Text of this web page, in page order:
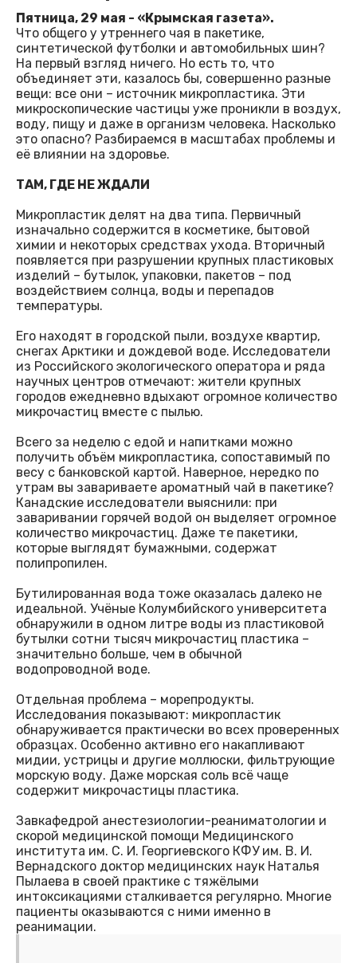
Пятница, 29 мая - «Крымская газета».
Что общего у утреннего чая в пакетике,
синтетической футболки и автомобильных шин?
На первый взгляд ничего. Но есть то, что
объединяет эти, казалось бы, совершенно разные
вещи: все они – источник микропластика. Эти
микроскопические частицы уже проникли в воздух,
воду, пищу и даже в организм человека. Насколько
это опасно? Разбираемся в масштабах проблемы и
её влиянии на здоровье.
ТАМ, ГДЕ НЕ ЖДАЛИ
Микропластик делят на два типа. Первичный
изначально содержится в косметике, бытовой
химии и некоторых средствах ухода. Вторичный
появляется при разрушении крупных пластиковых
изделий – бутылок, упаковки, пакетов – под
воздействием солнца, воды и перепадов
температуры.
Его находят в городской пыли, воздухе квартир,
снегах Арктики и дождевой воде. Исследователи
из Российского экологического оператора и ряда
научных центров отмечают: жители крупных
городов ежедневно вдыхают огромное количество
микрочастиц вместе с пылью.
Всего за неделю с едой и напитками можно
получить объём микропластика, сопоставимый по
весу с банковской картой. Наверное, нередко по
утрам вы завариваете ароматный чай в пакетике?
Канадские исследователи выяснили: при
заваривании горячей водой он выделяет огромное
количество микрочастиц. Даже те пакетики,
которые выглядят бумажными, содержат
полипропилен.
Бутилированная вода тоже оказалась далеко не
идеальной. Учёные Колумбийского университета
обнаружили в одном литре воды из пластиковой
бутылки сотни тысяч микрочастиц пластика –
значительно больше, чем в обычной
водопроводной воде.
Отдельная проблема – морепродукты.
Исследования показывают: микропластик
обнаруживается практически во всех проверенных
образцах. Особенно активно его накапливают
мидии, устрицы и другие моллюски, фильтрующие
морскую воду. Даже морская соль всё чаще
содержит микрочастицы пластика.
Завкафедрой анестезиологии-реаниматологии и
скорой медицинской помощи Медицинского
института им. С. И. Георгиевского КФУ им. В. И.
Вернадского доктор медицинских наук Наталья
Пылаева в своей практике с тяжёлыми
интоксикациями сталкивается регулярно. Многие
пациенты оказываются с ними именно в
реанимации.